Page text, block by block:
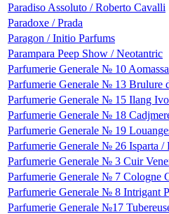
Paradiso Assoluto / Roberto Cavalli
Paradoxe / Prada
Paragon / Initio Parfums
Parampara Peep Show / Neotantric
Parfumerie Generale № 10
Parfumerie Generale № 13 Brulure
Parfumerie Generale № 15 Ilang
Parfumerie Generale № 18
Parfumerie Generale № 19
Parfumerie Generale № 26 Isparta /
Parfumerie Generale № 3 Cuir
Parfumerie Generale № 7 Cologne
Parfumerie Generale № 8 Intrigant
Parfumerie Generale №17